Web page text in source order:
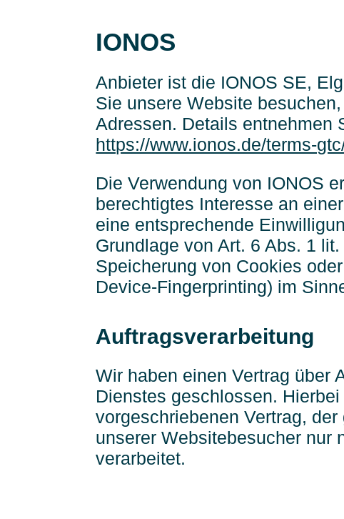
IONOS
Anbieter ist die IONOS SE,
Sie unsere Website
Adressen. Details entnehmen
https://www.ionos.de/terms-
Die Verwendung von IONOS
berechtigtes Interesse an
eine entsprechende
Grundlage von Art. 6 Abs. 1
Speicherung von Cookies
Device-Fingerprinting) im
Auftragsverarbeitung
Wir haben einen Vertrag über
Dienstes geschlossen.
vorgeschriebenen Vertrag,
unserer Websitebesucher nur
verarbeitet.